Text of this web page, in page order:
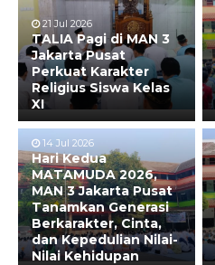
21 Jul 2026
TALIA Pagi di MAN 3
Jakarta Pusat
Perkuat Karakter
Religius Siswa Kelas
XI
14 Jul 2026
Hari Kedua
MATAMUDA 2026,
MAN 3 Jakarta Pusat
Tanamkan Generasi
Berkarakter, Cinta,
dan Kepedulian Nilai-
Nilai Kehidupan